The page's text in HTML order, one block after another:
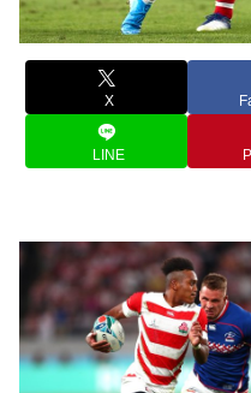
X
LINE